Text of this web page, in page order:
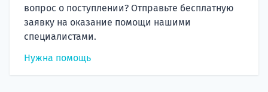
вопрос о поступлении? Отправьте бесплатную
заявку на оказание помощи нашими
специалистами.
Нужна помощь